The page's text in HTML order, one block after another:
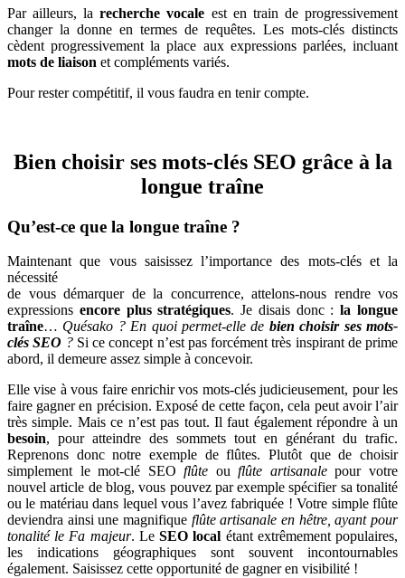
Par ailleurs, larecherche vocale est en train de progressivement
changer la donne en termes de requêtes. Les mots-clés distincts
cèdent progressivement la place aux expressions parlées, incluant
mots de liaison et compléments variés.
Pour rester compétitif, il vous faudra en tenir compte.
Bien choisir ses mots-clés SEO grâce à la
longue traîne
Qu’est-ce que la longue traîne ?
Maintenant que vous saisissez l’importance des mots-clés et la
nécessité
de vous démarquer de la concurrence, attelons-nous rendre vos
expressions encore plus stratégiques. Je disais donc :la longue
traîne… Quésako ? En quoi permet-elle de bien choisir ses mots-
clés SEO ? Si ce concept n’est pas forcément très inspirant de prime
abord, il demeure assez simple à concevoir.
Elle vise à vous faire enrichir vos mots-clés judicieusement, pour les
faire gagner en précision. Exposé de cette façon, cela peut avoir l’air
très simple. Mais ce n’est pas tout. Il faut également répondre à un
besoin, pour atteindre des sommets tout en générant du trafic.
Reprenons donc notre exemple de flûtes. Plutôt que de choisir
simplement le mot-clé SEOflûte ouflûte artisanalepour votre
nouvel article de blog, vous pouvez par exemple spécifier sa tonalité
ou le matériau dans lequel vous l’avez fabriquée ! Votre simple flûte
deviendra ainsi une magnifique flûte artisanale en hêtre, ayant pour
tonalité le Fa majeur. LeSEO local étant extrêmement populaires,
les indications géographiques sont souvent incontournables
également. Saisissez cette opportunité de gagner en visibilité !